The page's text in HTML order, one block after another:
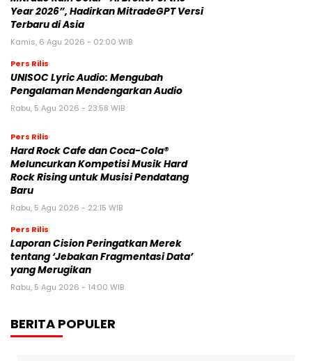
Year 2026”, Hadirkan MitradeGPT Versi
Terbaru di Asia
Kamis, 6 Agu 2026 - 02:00 WIB
Pers Rilis
UNISOC Lyric Audio: Mengubah
Pengalaman Mendengarkan Audio
Rabu, 5 Agu 2026 - 23:58 WIB
Pers Rilis
Hard Rock Cafe dan Coca-Cola®
Meluncurkan Kompetisi Musik Hard
Rock Rising untuk Musisi Pendatang
Baru
Rabu, 5 Agu 2026 - 22:15 WIB
Pers Rilis
Laporan Cision Peringatkan Merek
tentang ‘Jebakan Fragmentasi Data’
yang Merugikan
Rabu, 5 Agu 2026 - 14:00 WIB
BERITA POPULER